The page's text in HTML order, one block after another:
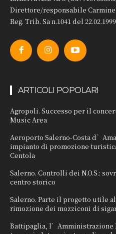
Direttore/responsabile
Reg. Trib. Sa n.1041 del
ARTICOLI POPOLARI
Agropoli. Successo per il
Music Area
Aeroporto Salerno-Costa
impianto di promozione
Centola
Salerno. Controlli dei N.O.S.:
centro storico
Salerno. Parte il progetto utile
rimozione dei mozziconi di
Battipaglia, l’Amministrazione